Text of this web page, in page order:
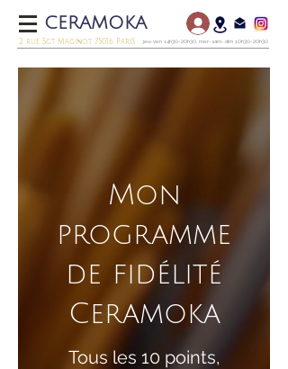
CERAMOKA
2 rue Sgt Maginot 75016 PariS jeu-ven 14h30-20h30, mer-sam-dim 10h30-20h30
Mon
programme
de fidélité
Ceramoka
Tous les 10 points,